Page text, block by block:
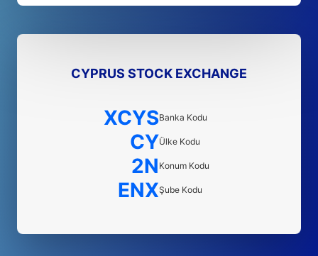
CYPRUS STOCK EXCHANGE
XCYSBanka Kodu
CYÜlke Kodu
2N Konum Kodu
ENXŞube Kodu